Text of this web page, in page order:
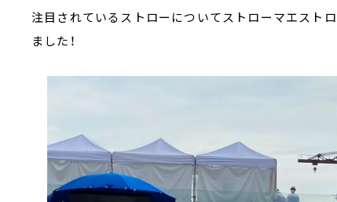
注目されているストローについてストローマエスト
ました！